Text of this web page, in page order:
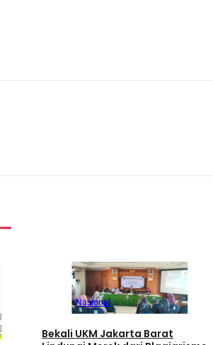
Nasional
Bekali UKM Jakarta Barat